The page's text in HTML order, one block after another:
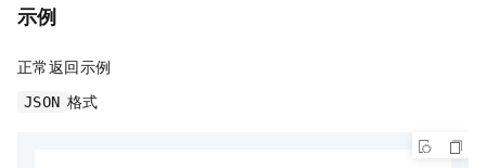
示例
正常返回示例
JSON 格式